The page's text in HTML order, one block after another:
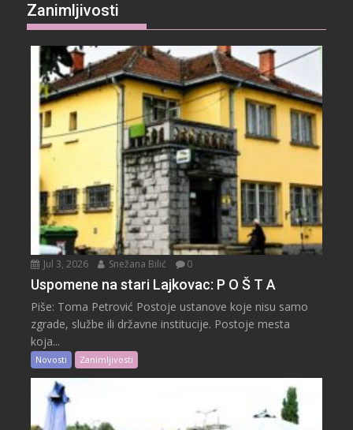
Zanimljivosti
Jul 3, 2026 Snežana Bilić 0
Uspomene na stari Lajkovac: P O Š T A
Piše: Toma Petrović Postoje ustanove koje nisu samo
zgrade, službe ili državne institucije. Postoje mesta
koja...
Novosti Zanimljivosti